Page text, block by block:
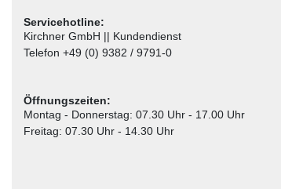
Servicehotline:
Kirchner GmbH || Kundendienst
Telefon +49 (0) 9382 / 9791-0
Öffnungszeiten:
Montag - Donnerstag: 07.30 Uhr - 17.00 Uhr
Freitag: 07.30 Uhr - 14.30 Uhr